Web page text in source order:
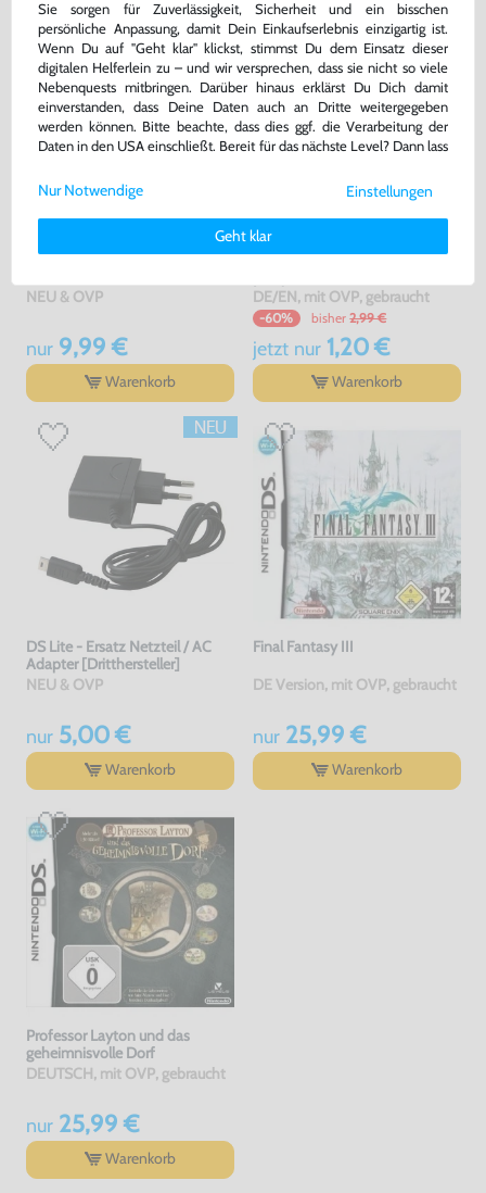
Netzteil / Ladegerät / Ladekabel
NEU & OVP
nur9,99 €
Warenkorb
Dr Kawashima's Brain Training:
Jogging
DE/EN, mit OVP, gebraucht
-60% bisher 2,99 €
jetzt nur1,20 €
Warenkorb
DS Lite - Ersatz Netzteil / AC
Adapter [Dritthersteller]
NEU & OVP
nur5,00 €
Warenkorb
Final Fantasy III
DE Version, mit OVP, gebraucht
nur25,99 €
Warenkorb
Professor Layton und das
geheimnisvolle Dorf
DEUTSCH, mit OVP, gebraucht
nur25,99 €
Warenkorb
Sie sorgen für Zuverlässigkeit, Sicherheit und ein bisschen
persönliche Anpassung, damit Dein Einkaufserlebnis einzigartig ist.
Wenn Du auf "Geht klar" klickst, stimmst Du dem Einsatz dieser
digitalen Helferlein zu – und wir versprechen, dass sie nicht so viele
Nebenquests mitbringen. Darüber hinaus erklärst Du Dich damit
einverstanden, dass Deine Daten auch an Dritte weitergegeben
werden können. Bitte beachte, dass dies ggf. die Verarbeitung der
Daten in den USA einschließt. Bereit für das nächste Level? Dann lass
Weitere Informationen zu den von uns verwendeten Cookies und
Deinen Rechten als Nutzer findest Du in unsererDaten­schutz­
Impressum.
Einstellungen
Geht klar
Nur Notwendige